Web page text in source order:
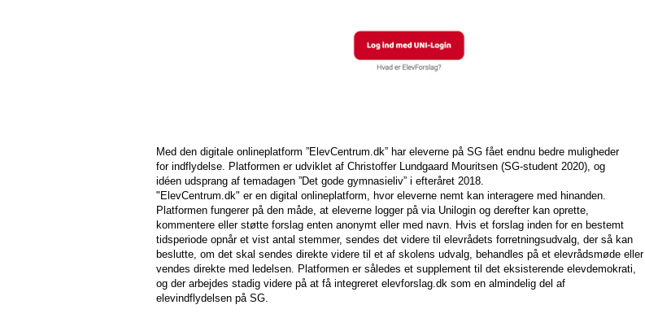
Med den digitale onlineplatform ”ElevCentrum.dk” har eleverne på SG fået endnu bedre muligheder
for indflydelse. Platformen er udviklet af Christoffer Lundgaard Mouritsen (SG-student 2020), og
idéen udsprang af temadagen ”Det gode gymnasieliv” i efteråret 2018.
"ElevCentrum.dk" er en digital onlineplatform, hvor eleverne nemt kan interagere med hinanden.
Platformen fungerer på den måde, at eleverne logger på via Unilogin og derefter kan oprette,
kommentere eller støtte forslag enten anonymt eller med navn. Hvis et forslag inden for en bestemt
tidsperiode opnår et vist antal stemmer, sendes det videre til elevrådets forretningsudvalg, der så kan
beslutte, om det skal sendes direkte videre til et af skolens udvalg, behandles på et elevrådsmøde eller
vendes direkte med ledelsen. Platformen er således et supplement til det eksisterende elevdemokrati,
og der arbejdes stadig videre på at få integreret elevforslag.dk som en almindelig del af
elevindflydelsen på SG.